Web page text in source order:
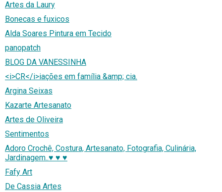
Artes da Laury
Bonecas e fuxicos
Alda Soares Pintura em Tecido
panopatch
BLOG DA VANESSINHA
<i>CR</i>iações em família &amp; cia.
Argina Seixas
Kazarte Artesanato
Artes de Oliveira
Sentimentos
Adoro Crochê, Costura, Artesanato, Fotografia, Culinária,
Jardinagem..♥ ♥ ♥
Fafy Art
De Cassia Artes